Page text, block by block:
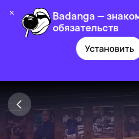
Badanga —
обязательств
Установить